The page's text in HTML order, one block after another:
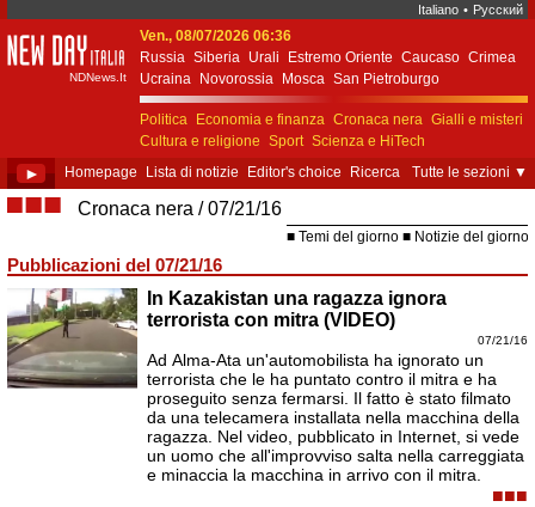
Italiano • Русский
New Day Italia
NDNews.It
Ven., 08/07/2026 06:36
Russia Siberia Urali Estremo Oriente Caucaso Crimea
Ucraina
Novorossia Mosca San Pietroburgo
Ekaterinburgo Kiev Simferopol
Sebastopoli
Politica
Economia e finanza Cronaca nera Gialli e misteri
Cultura e religione Sport Scienza e HiTech
Costume e società
Unione Europea
► Homepage Lista di notizie Editor's choice Ricerca Tutte le sezioni ▼
■■■ Cronaca nera 07/21/16
Temi del giorno Notizie del giorno
Pubblicazioni del 07/21/16
In Kazakistan una ragazza ignora
terrorista con mitra (VIDEO)
07/21/16
Ad Alma-Ata un'automobilista ha ignorato un
terrorista che le ha puntato contro il mitra e ha
proseguito senza fermarsi. Il fatto è stato filmato
da una telecamera installata nella macchina della
ragazza. Nel video, pubblicato in Internet, si vede
un uomo che all'improvviso salta nella carreggiata
e minaccia la macchina in arrivo con il mitra.
■■■